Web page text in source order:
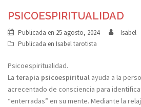
PSICOESPIRITUALIDAD
Publicada en 25 agosto, 2024 Isabel
Publicada en Isabel tarotista
Psicoespiritualidad.
La terapia psicoespiritual ayuda a la
acrecentado de consciencia para
“enterradas” en su mente. Mediante la